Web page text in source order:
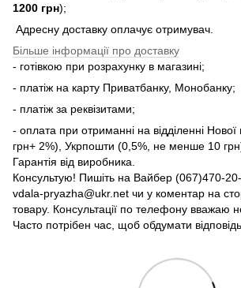
1200 грн);
Адресну доставку оплачує отримувач.
Більше інформації про доставку
- готівкою при розрахунку в магазині;
- платіж на карту Приватбанку, Монобанку;
- платіж за реквізитами;
- оплата при отриманні на відділенні Нової
грн+ 2%), Укрпошти (0,5%, не менше 10
Гарантія від виробника.
Консультую! Пишіть на Вайбер (067)470-
vdala-pryazha@ukr.net чи у коментар на
товару. Консультації по телефону вважаю
Часто потрібен час, щоб обдумати відповідь.